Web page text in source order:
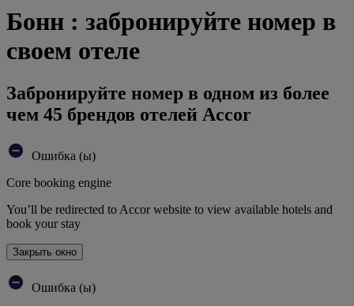
Бонн : забронируйте номер в
своем отеле
Забронируйте номер в одном из более
чем 45 брендов отелей Accor
Ошибка (ы)
Core booking engine
You’ll be redirected to Accor website to view available hotels and
book your stay
Закрыть окно
Ошибка (ы)